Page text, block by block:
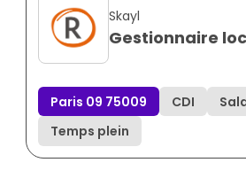
Skayl
Gestionnaire
Paris 09 75009 CDI
Temps plein